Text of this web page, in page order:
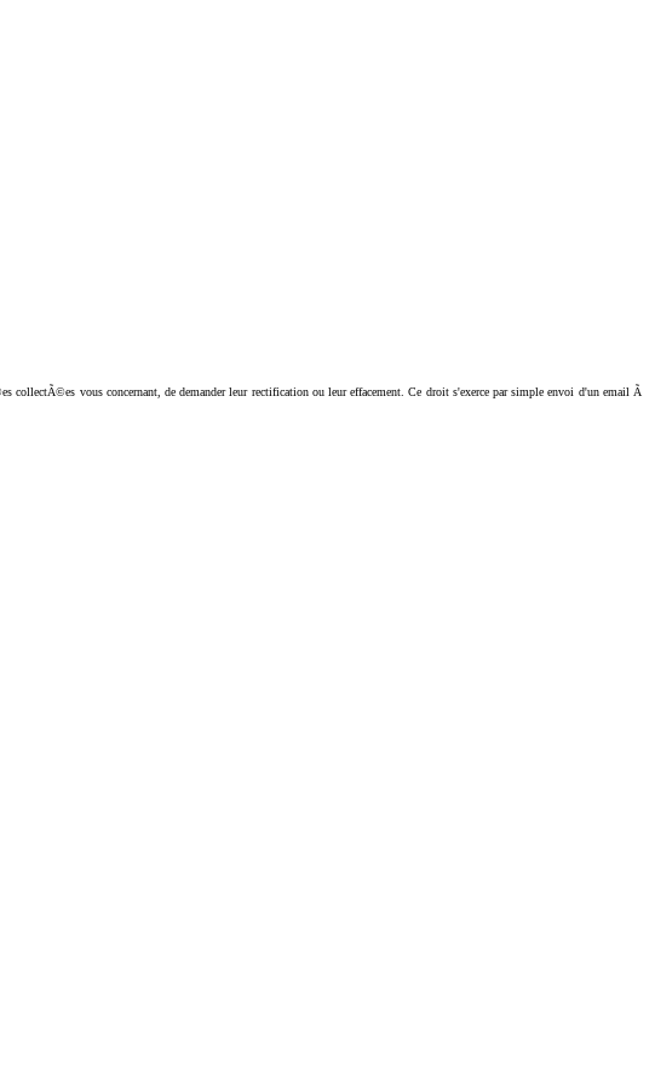
vous concernant, de demander leur rectification ou leur effacement. Ce droit s'exerce par simple envoi d'un email Ã